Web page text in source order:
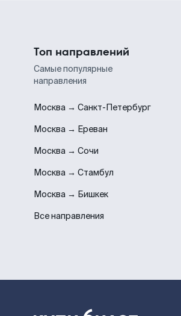
Топ направлений
Самые популярные
направления
Москва → Санкт-Петербург
Москва → Ереван
Москва → Сочи
Москва → Стамбул
Москва → Бишкек
Все направления